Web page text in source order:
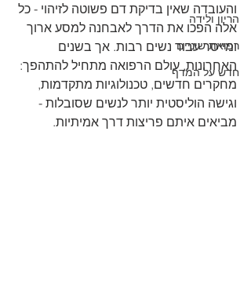
הריון ולידה
רפואת שיניים
חדש על המדף
והעובדה שאין בדיקת דם פשוטה לזיהוי - כל
אלה הפכו את הדרך לאבחנה למסע ארוך
ומייסר עבור נשים רבות. אך בשנים
האחרונות, עולם הרפואה מתחיל להתהפך:
מחקרים חדשים, טכנולוגיות מתקדמות,
וגישה הוליסטית יותר לנשים שסובלות -
מביאים איתם פריצות דרך אמיתיות.